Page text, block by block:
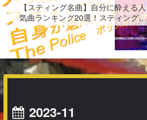
【スティング名曲】自分に酔える人
気曲ランキング20選！スティングセ
クシーショットが放つ Sting自身が
選んだ２０曲、なんと日本語だけの
タイトルソングが存在する？」
2023-11